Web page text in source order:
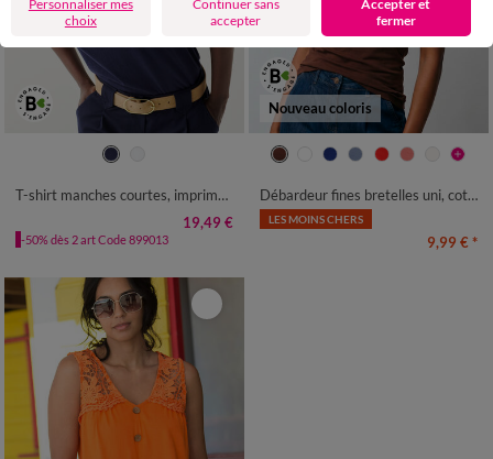
38/40
T-shirt manches courtes, imprimé coeurs dorés
19,49 €
-50% dès 2 art Code 899013
Nouveau coloris
34/36 38/40 42/44
46/48
Débardeur fines bretelles uni, coton bio**
LES MOINS CHERS
9,99 € *
Personnaliser mes
choix
Continuer sans
accepter
Accepter et
fermer